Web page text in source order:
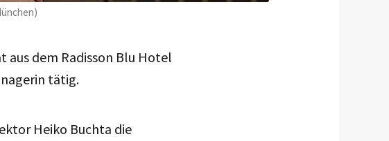
dem Radisson Blu Hotel
tätig.
Heiko Buchta die